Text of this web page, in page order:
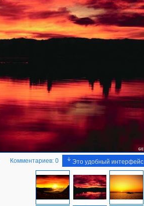
Комментариев: 0 Это удобный интерфейс.